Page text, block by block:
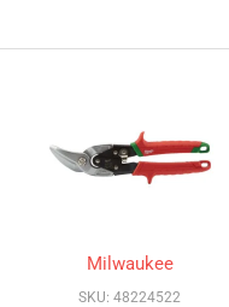
Milwaukee
SKU: 48224522